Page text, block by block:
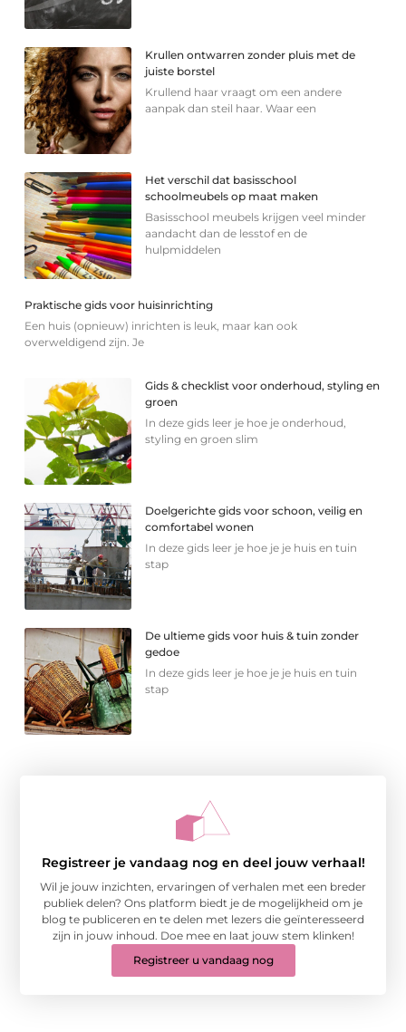
Krullen ontwarren zonder pluis met de
juiste borstel
Krullend haar vraagt om een andere
aanpak dan steil haar. Waar een
Het verschil dat basisschool
schoolmeubels op maat maken
Basisschool meubels krijgen veel minder
aandacht dan de lesstof en de
hulpmiddelen
Praktische gids voor huisinrichting
Een huis (opnieuw) inrichten is leuk, maar kan ook
overweldigend zijn. Je
Gids & checklist voor onderhoud, styling en
groen
In deze gids leer je hoe je onderhoud,
styling en groen slim
Doelgerichte gids voor schoon, veilig en
comfortabel wonen
In deze gids leer je hoe je je huis en tuin
stap
De ultieme gids voor huis & tuin zonder
gedoe
In deze gids leer je hoe je je huis en tuin
stap
Registreer je vandaag nog en deel jouw verhaal!
Wil je jouw inzichten, ervaringen of verhalen met een breder
publiek delen? Ons platform biedt je de mogelijkheid om je
blog te publiceren en te delen met lezers die geïnteresseerd
zijn in jouw inhoud. Doe mee en laat jouw stem klinken!
Registreer u vandaag nog